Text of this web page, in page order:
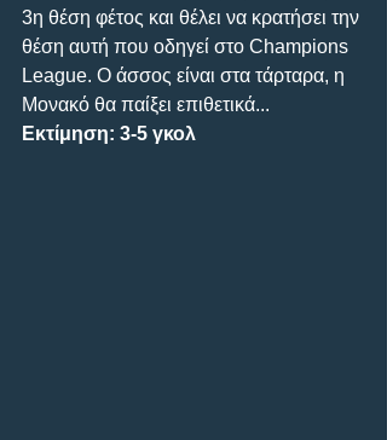
3η θέση φέτος και θέλει να κρατήσει την
θέση αυτή που οδηγεί στο Champions
League. Ο άσσος είναι στα τάρταρα, η
Μονακό θα παίξει επιθετικά...
Εκτίμηση: 3-5 γκολ